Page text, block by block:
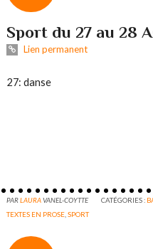
Sport du 27 au 28
Lien permanent
27: danse
PARLAURAVANEL-COYTTE CATÉGORIES :
TEXTES EN PROSE ,SPORT